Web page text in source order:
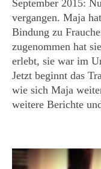
September 2015:
vergangen. Maja
Bindung zu
zugenommen hat
erlebt, sie war im
Jetzt beginnt das
wie sich Maja
weitere Berichte